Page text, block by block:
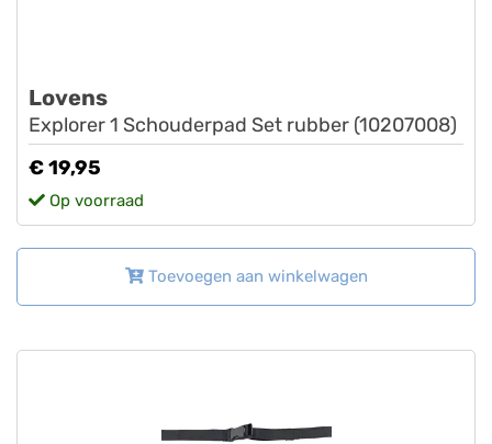
Lovens
Explorer 1 Schouderpad Set rubber (10207008)
€ 19,95
Op voorraad
Toevoegen aan winkelwagen